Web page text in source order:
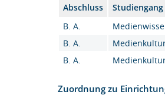
Abschluss Studiengang
B. A.
B. A.
Medienkultur
B. A.
Medienkultur
Zuordnung zu